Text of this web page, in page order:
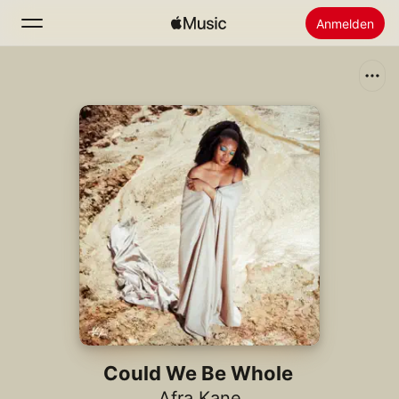
Anmelden
Startseite
Radio
Apple Music installieren
Could We Be Whole